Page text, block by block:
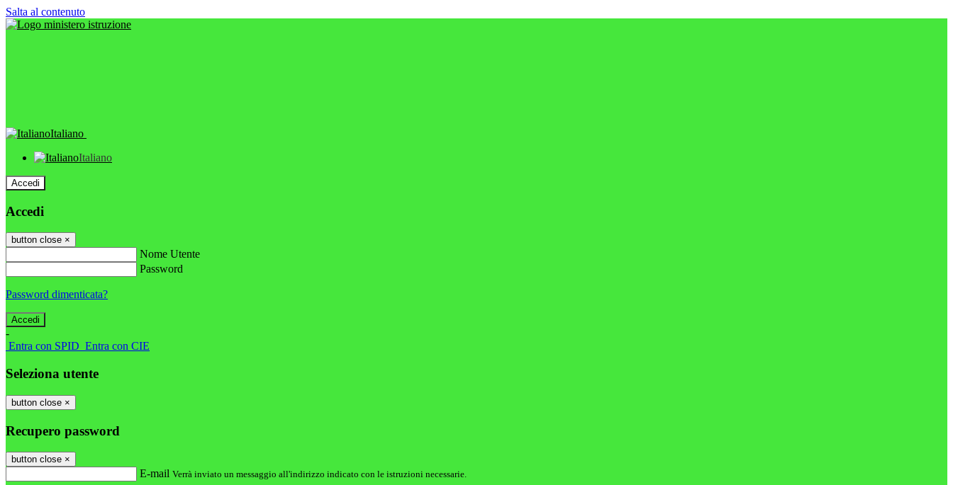
Salta al contenuto
Italiano
Italiano
Accedi
Accedi
button close ×
Nome Utente
Password
Password dimenticata?
-
Entra con SPID Entra con CIE
Seleziona utente
button close ×
Recupero password
button close ×
E-mail Verrà inviato un messaggio all'indirizzo indicato con le istruzioni necessarie.